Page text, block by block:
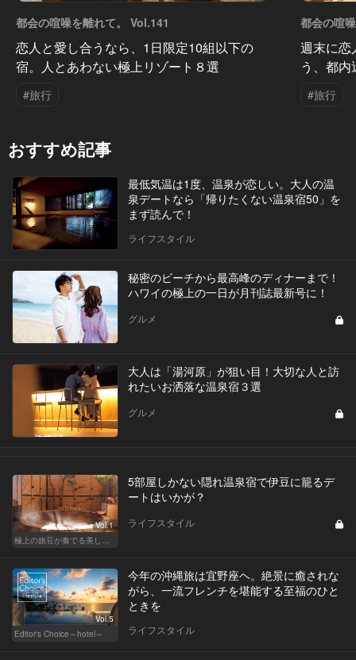
都会の喧噪を離れて。 Vol.141
恋人と愛し合うなら、1日限定10組以下の
宿。人とあわない極上リゾート８選
#旅行
都会の喧
週末に恋
う、都
#旅行
おすすめ記事
最低気温は1度、温泉が恋しい。大人の温
泉デートなら「帰りたくない温泉宿50」を
まず読んで！
ライフスタイル
秘密のビーチから最高峰のディナーまで！
ハワイの極上の一日が月刊誌最新号に！
グルメ
大人は「湯河原」が狙い目！大切な人と訪
れたいお洒落な温泉宿３選
グルメ
Vol.1
極上の旅荘が奏でる美しき寛ぎ
5部屋しかない隠れ温泉宿で伊豆に籠るデ
ートはいかが？
ライフスタイル
Vol.5
Editor's Choice～hotel～
今年の沖縄旅は宜野座ヘ。絶景に癒されな
がら、一流フレンチを堪能する至福のひと
ときを
ライフスタイル